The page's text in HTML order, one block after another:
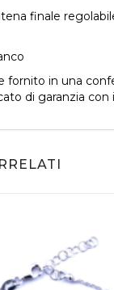
finale
fornito in una
di garanzia con